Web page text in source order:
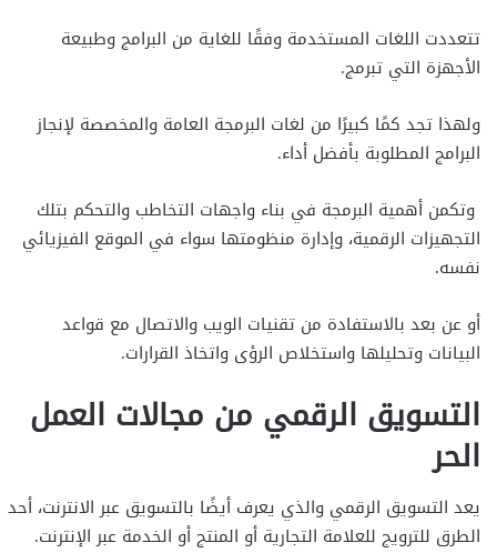
تتعددت اللغات المستخدمة وفقًا للغاية من البرامج وطبيعة
الأجهزة التي تبرمج.
ولهذا تجد كمًا كبيرًا من لغات البرمجة العامة والمخصصة لإنجاز
البرامج المطلوبة بأفضل أداء.
وتكمن أهمية البرمجة في بناء واجهات التخاطب والتحكم بتلك
التجهيزات الرقمية، وإدارة منظومتها سواء في الموقع الفيزيائي
نفسه.
أو عن بعد بالاستفادة من تقنيات الويب والاتصال مع قواعد
البيانات وتحليلها واستخلاص الرؤى واتخاذ القرارات.
التسويق الرقمي من مجالات العمل
الحر
يعد التسويق الرقمي والذي يعرف أيضًا بالتسويق عبر الانترنت، أحد
الطرق للترويج للعلامة التجارية أو المنتج أو الخدمة عبر الإنترنت.